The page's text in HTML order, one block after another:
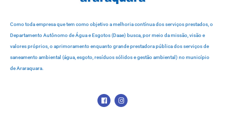
Como toda empresa que tem como objetivo a melhoria contínua dos serviços prestados, o
Departamento Autônomo de Água e Esgotos (Daae) busca, por meio da missão, visão e
valores próprios, o aprimoramento enquanto grande prestadora pública dos serviços de
saneamento ambiental (água, esgoto, resíduos sólidos e gestão ambiental) no município
de Araraquara.